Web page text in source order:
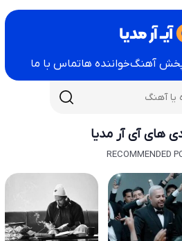
آهنگخواننده هاتماس با ما
های آی آر مدیا
RECOMMENDED